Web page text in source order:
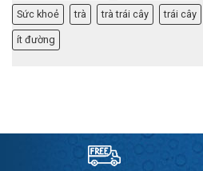
Sức khoẻ trà trà trái cây trái cây
ít đường